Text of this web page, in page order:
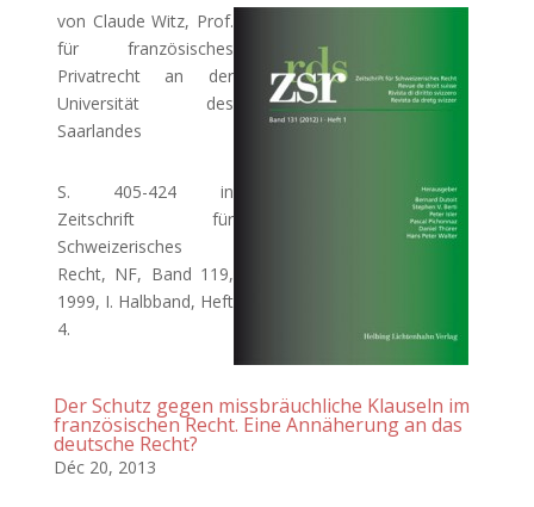
von Claude Witz, Prof.
für französisches
Privatrecht an der
Universität des
Saarlandes
S. 405-424 in
Zeitschrift für
Schweizerisches
Recht, NF, Band 119,
1999, I. Halbband, Heft
4.
Der Schutz gegen missbräuchliche Klauseln im
französischen Recht. Eine Annäherung an das
deutsche Recht?
Déc 20, 2013